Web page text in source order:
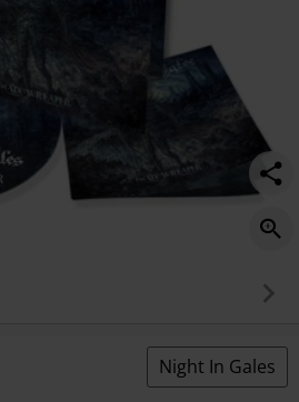
Night In Gales